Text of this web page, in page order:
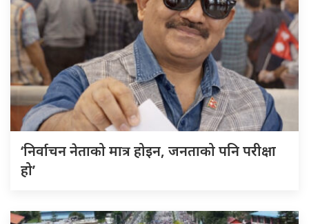
‘निर्वाचन नेताको मात्र होइन, जनताको पनि परीक्षा
हो’